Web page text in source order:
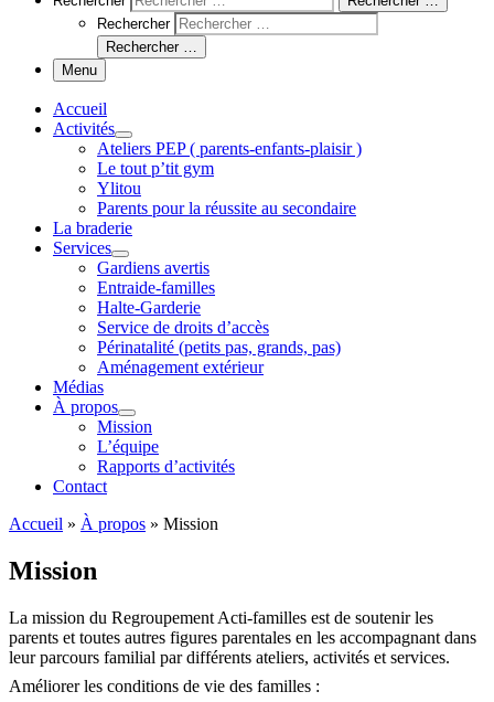
Rechercher
Rechercher …
Menu
Accueil
Activités
Ateliers PEP ( parents-enfants-plaisir )
Le tout p’tit gym
Ylitou
Parents pour la réussite au secondaire
La braderie
Services
Gardiens avertis
Entraide-familles
Halte-Garderie
Service de droits d’accès
Périnatalité (petits pas, grands, pas)
Aménagement extérieur
Médias
À propos
Mission
L’équipe
Rapports d’activités
Contact
Accueil » À propos » Mission
Mission
La mission du Regroupement Acti-familles est de soutenir les
parents et toutes autres figures parentales en les accompagnant dans
leur parcours familial par différents ateliers, activités et services.
Améliorer les conditions de vie des familles :